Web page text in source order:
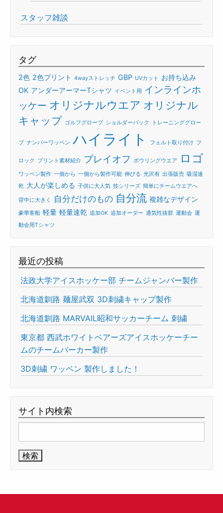
スタッフ雑談
タグ
2色 2色プリント 4wayストレッチ GBP UVカット
お持ち込み
OK アンダーアーマーTシャツ イベント用
インラインホ
ッケー オリジナルウエア オリジナル
キャップ ゴルフグローブ ショルダーバック トレーニンググロー
ブ ナンバーワッペン ハイライト フェルト取り付け フ
ロック プリント素材紹介 プレイオフ ボウリングウエア ロゴ
ワッペン製作 一個から 一個から製作可能 伸びる 光沢有 出張販売 吸湿速
乾 大人が楽しめる 子供に大人気 技シリーズ 簡単にチームウエアへ
背中に大きく 自分だけのもの 自分流 複雑なデザイン
豪華客船 軽量 軽量速乾 追加OK 追加オーダー 通気性抜群 運動会 運
動会用Tシャツ
最近の投稿
法政大学アイスホッケー部 チームジャンバー製作
北海道釧路 麺屋武双 3D刺繍キャップ製作
北海道釧路 MARVAIL昭和サッカーチーム 刺繍
東京都 西武ホワイトベアーズアイスホッケーチー
ムのチームパーカー製作
3D刺繍 ワッペン 製作しました！
サイト内検索
索: